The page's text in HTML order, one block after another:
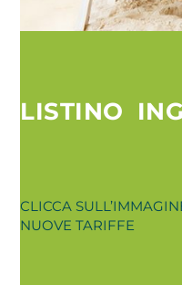
LISTINO
CLICCA
NUOVE TARIFFE